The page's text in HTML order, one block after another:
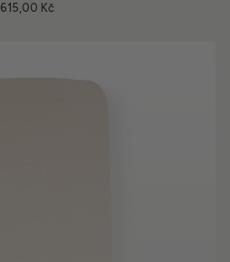
615,00 Kč